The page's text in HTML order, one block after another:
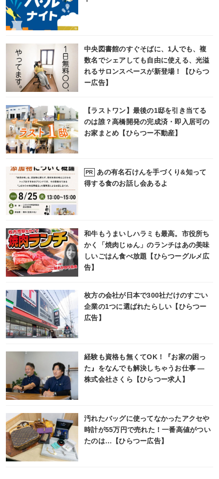
中央図書館のすぐそばに、1人でも、複
数名でシェアしても自由に使える、光溢
れるサロンスペースが新登場！【ひらつ
ー広告】
【ラストワン】最後の1邸を引き当てる
のは誰？高橋開発の完成済・即入居可の
お家まとめ【ひらつー不動産】
PR
あの有名石けんを手づくり&知って
得する食のお話し会あるよ
和牛もうまいしハラミも最高。市役所ち
かく「焼肉じゅん」のランチはあの美味
しいごはん食べ放題【ひらつーグルメ広
告】
枚方の会社が日本で300社だけのすごい
企業の1つに選ばれたらしい【ひらつー
広告】
経験も資格も無くてOK！『お家の困っ
た』をなんでも解決しちゃうお仕事 ―
株式会社さくら【ひらつー求人】
汚れたバッグに使ってなかったアクセや
時計が55万円で売れた！一番高値がつい
たのは…【ひらつー広告】